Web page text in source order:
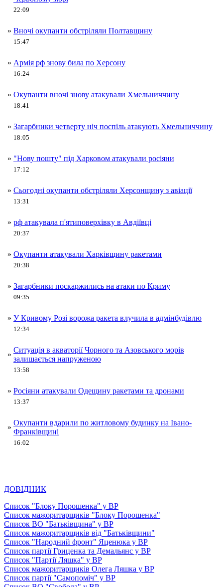
22:09
» Вночі окупанти обстріляли Полтавщину
15:47
» Армія рф знову била по Херсону
16:24
» Окупанти вночі знову атакували Хмельниччину
18:41
» Загарбники четверту ніч поспіль атакують Хмельниччину
18:05
» "Нову пошту" під Харковом атакували росіяни
17:12
» Сьогодні окупанти обстріляли Херсонщину з авіації
13:31
» рф атакувала п'ятиповерхівку в Авдіївці
20:37
» Окупанти атакували Харківщину ракетами
20:38
» Загарбники поскаржились на атаки по Криму
09:35
» У Кривому Розі ворожа ракета влучила в адмінбудівлю
12:34
»
Ситуація в акваторії Чорного та Азовського морів
залишається напруженою
13:58
» Росіяни атакували Одещину ракетами та дронами
13:37
»
Окупанти вдарили по житловому будинку на Івано-
Франківщині
16:02
ДОВІДНИК
Список "Блоку Порошенка" у ВР
Список мажоритарщиків "Блоку Порошенка"
Список ВО "Батьківщина" у ВР
Список мажоритарщиків від "Батьківщини"
Список "Народний фронт" Яценюка у ВР
Список партії Гриценка та Демальянс у ВР
Список "Партії Ляшка" у ВР
Список мажоритарщиків Олега Ляшка у ВР
Список партії "Самопоміч" у ВР